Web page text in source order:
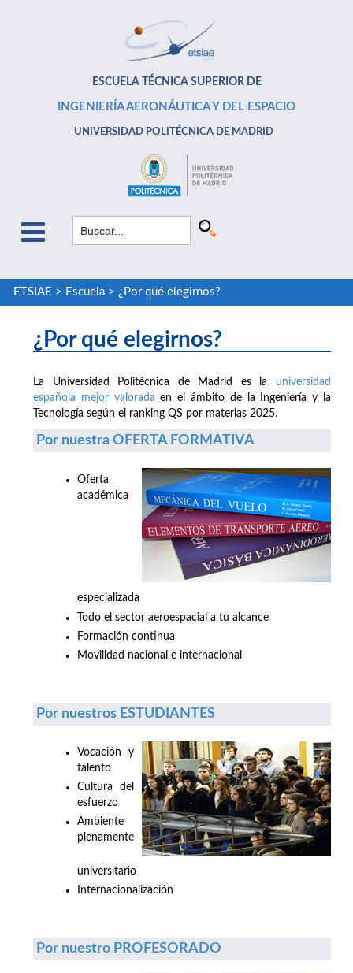
ESCUELA TÉCNICA SUPERIOR DE
INGENIERÍA AERONÁUTICA Y DEL ESPACIO
UNIVERSIDAD POLITÉCNICA DE MADRID
ETSIAE > Escuela> ¿Por qué elegirnos?
¿Por qué elegirnos?
La Universidad Politécnica de Madrid es la universidad
española mejor valorada en el ámbito de la Ingeniería y la
Tecnología según el ranking QS por materias 2025.
Por nuestra OFERTA FORMATIVA
Oferta
académica
especializada
Todo el sector aeroespacial a tu alcance
Formación continua
Movilidad nacional e internacional
Por nuestros ESTUDIANTES
Vocación y
talento
Cultura del
esfuerzo
Ambiente
plenamente
universitario
Internacionalización
Por nuestro PROFESORADO